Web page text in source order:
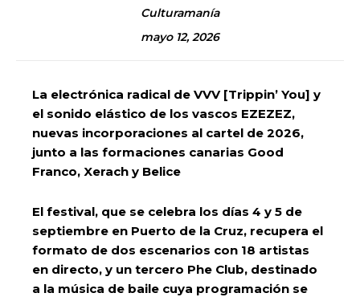
Culturamanía
mayo 12, 2026
La electrónica radical de VVV [Trippin’ You] y
el sonido elástico de los vascos EZEZEZ,
nuevas incorporaciones al cartel de 2026,
junto a las formaciones canarias Good
Franco, Xerach y Belice
El festival, que se celebra los días 4 y 5 de
septiembre en Puerto de la Cruz, recupera el
formato de dos escenarios con 18 artistas
en directo, y un tercero Phe Club, destinado
a la música de baile cuya programación se